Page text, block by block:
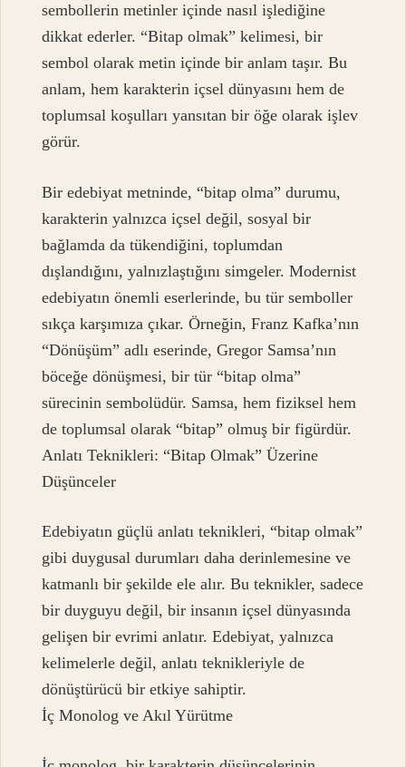
sembollerin metinler içinde nasıl işlediğine
dikkat ederler. “Bitap olmak” kelimesi, bir
sembol olarak metin içinde bir anlam taşır. Bu
anlam, hem karakterin içsel dünyasını hem de
toplumsal koşulları yansıtan bir öğe olarak işlev
görür.
Bir edebiyat metninde, “bitap olma” durumu,
karakterin yalnızca içsel değil, sosyal bir
bağlamda da tükendiğini, toplumdan
dışlandığını, yalnızlaştığını simgeler. Modernist
edebiyatın önemli eserlerinde, bu tür semboller
sıkça karşımıza çıkar. Örneğin, Franz Kafka’nın
“Dönüşüm” adlı eserinde, Gregor Samsa’nın
böceğe dönüşmesi, bir tür “bitap olma”
sürecinin sembolüdür. Samsa, hem fiziksel hem
de toplumsal olarak “bitap” olmuş bir figürdür.
Anlatı Teknikleri: “Bitap Olmak” Üzerine
Düşünceler
Edebiyatın güçlü anlatı teknikleri, “bitap olmak”
gibi duygusal durumları daha derinlemesine ve
katmanlı bir şekilde ele alır. Bu teknikler, sadece
bir duyguyu değil, bir insanın içsel dünyasında
gelişen bir evrimi anlatır. Edebiyat, yalnızca
kelimelerle değil, anlatı teknikleriyle de
dönüştürücü bir etkiye sahiptir.
İç Monolog ve Akıl Yürütme